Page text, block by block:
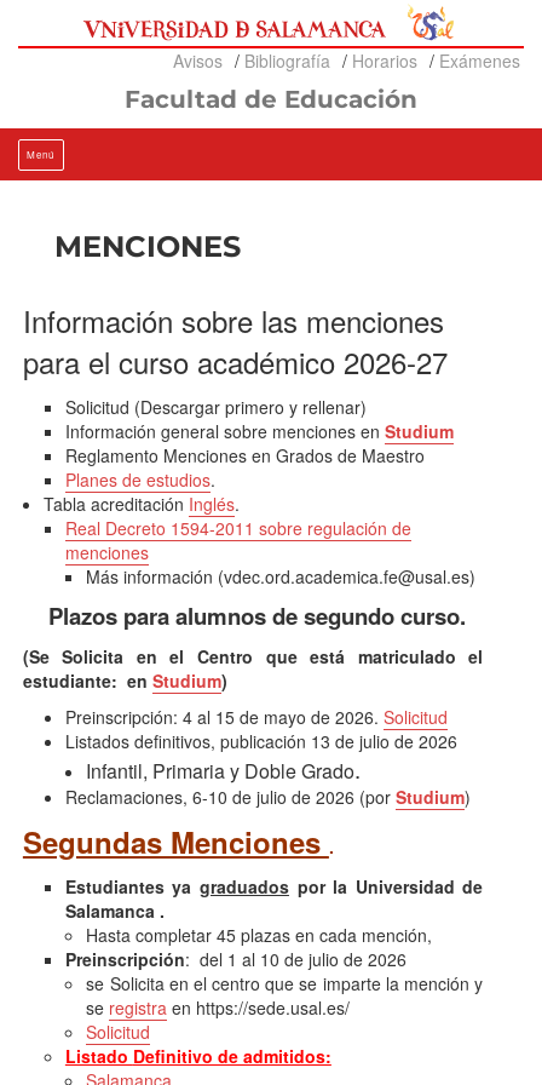
Avisos Bibliografía Horarios Exámenes
Facultad de Educación
Menú
MENCIONES
Información sobre las menciones
para el curso académico 2026-27
Solicitud (Descargar primero y rellenar)
Información general sobre menciones en Studium
Reglamento Menciones en Grados de Maestro
Planes de estudios.
Tabla acreditación Inglés.
Real Decreto 1594-2011 sobre regulación de
menciones
Más información (vdec.ord.academica.fe@usal.es)
Plazos para alumnos de segundo curso.
(Se Solicita en el Centro que está matriculado el
estudiante: en Studium)
Preinscripción: 4 al 15 de mayo de 2026. Solicitud
Listados definitivos, publicación 13 de julio de 2026
Infantil, Primaria y Doble Grado.
Reclamaciones, 6-10 de julio de 2026 (por Studium)
Segundas Menciones .
Estudiantes ya graduadospor la Universidad de
Salamanca .
Hasta completar 45 plazas en cada mención,
Preinscripción: del 1 al 10 de julio de 2026
se Solicita en el centro que se imparte la mención y
se registra en https://sede.usal.es/
Solicitud
Listado Definitivo de admitidos: